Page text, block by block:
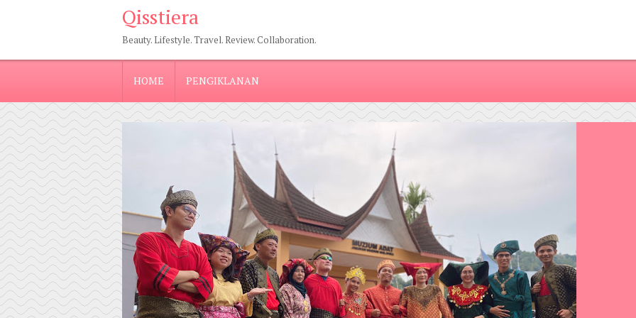
Qisstiera
Beauty. Lifestyle. Travel. Review. Collaboration.
HOME PENGIKLANAN